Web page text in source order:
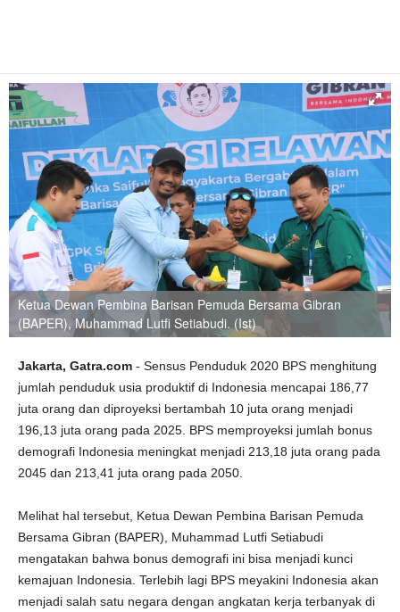
Ketua Dewan Pembina Barisan Pemuda Bersama Gibran
(BAPER), Muhammad Lutfi Setiabudi. (Ist)
Jakarta, Gatra.com - Sensus Penduduk 2020 BPS menghitung
jumlah penduduk usia produktif di Indonesia mencapai 186,77
juta orang dan diproyeksi bertambah 10 juta orang menjadi
196,13 juta orang pada 2025. BPS memproyeksi jumlah bonus
demografi Indonesia meningkat menjadi 213,18 juta orang pada
2045 dan 213,41 juta orang pada 2050.
Melihat hal tersebut, Ketua Dewan Pembina Barisan Pemuda
Bersama Gibran (BAPER), Muhammad Lutfi Setiabudi
mengatakan bahwa bonus demografi ini bisa menjadi kunci
kemajuan Indonesia. Terlebih lagi BPS meyakini Indonesia akan
menjadi salah satu negara dengan angkatan kerja terbanyak di